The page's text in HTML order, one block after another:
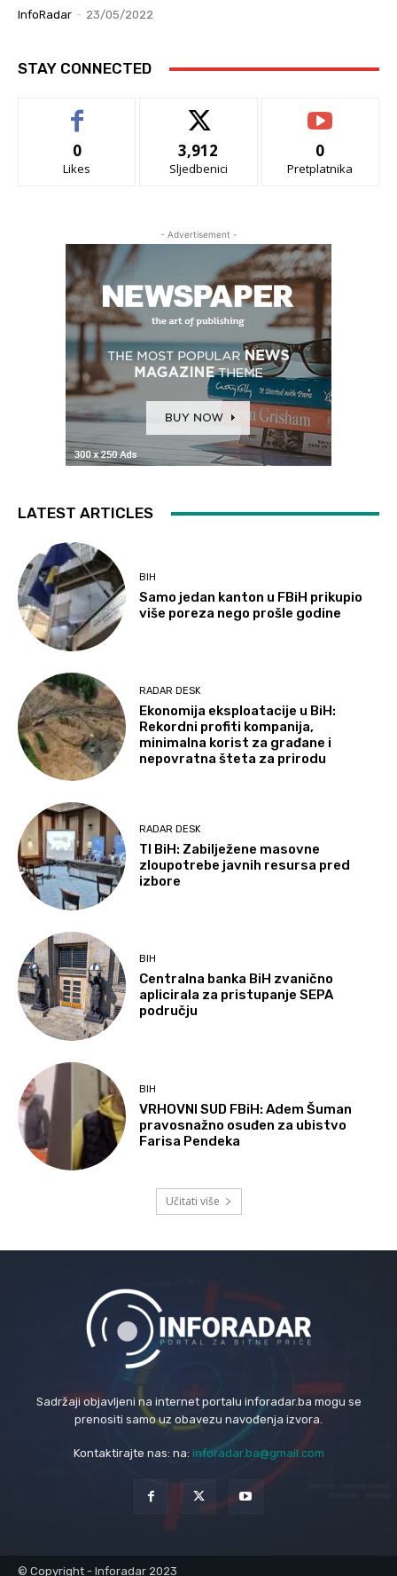
InfoRadar - 23/05/2022
STAY CONNECTED
0
Likes
3,912
Sljedbenici
0
Pretplatnika
- Advertisement -
LATEST ARTICLES
BIH
Samo jedan kanton u FBiH prikupio
više poreza nego prošle godine
RADAR DESK
Ekonomija eksploatacije u BiH:
Rekordni profiti kompanija,
minimalna korist za građane i
nepovratna šteta za prirodu
RADAR DESK
TI BiH: Zabilježene masovne
zloupotrebe javnih resursa pred
izbore
BIH
Centralna banka BiH zvanično
aplicirala za pristupanje SEPA
području
BIH
VRHOVNI SUD FBiH: Adem Šuman
pravosnažno osuđen za ubistvo
Farisa Pendeka
Učitati više
Sadržaji objavljeni na internet portalu inforadar.ba mogu se
prenositi samo uz obavezu navođenja izvora.
Kontaktirajte nas: na: inforadar.ba@gmail.com
© Copyright - Inforadar 2023